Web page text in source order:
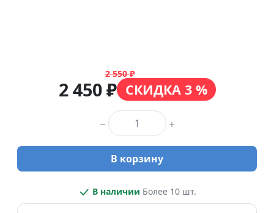
2 550 ₽
2 450 ₽ СКИДКА 3 %
Количество товара
В корзину
В наличии Более 10 шт.